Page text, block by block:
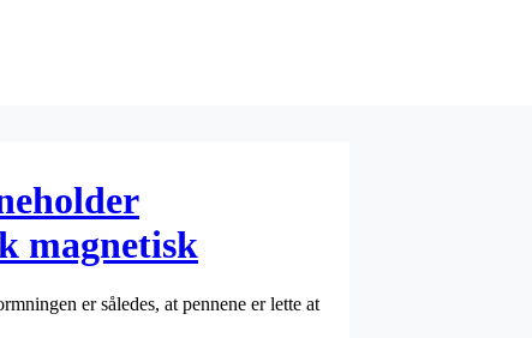
magnetisk
er således, at pennene er lette at